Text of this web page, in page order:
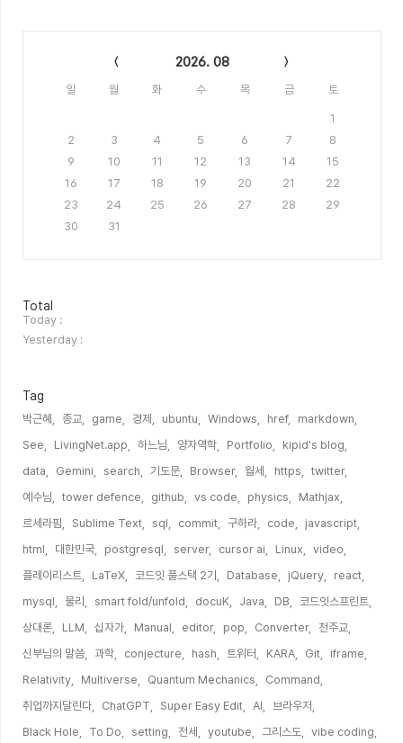
2026. 08
일 월 화 수 목 금 토
1
2
3 4 5 6 7
8
9
10 11 12 13 14
15
16
17 18 19 20 21
22
23
24 25 26 27 28
29
30
31
방
문
자
수
Total
Today :
Yesterday :
Tag
박근혜, 종교, game, 경제, ubuntu, Windows, href,
markdown,
See,
LivingNet.app, 하느님, 양자역학, Portfolio,
kipid's blog,
data,
Gemini, search, 기도문, Browser, 월세, https,
twitter,
예수님,
tower defence, github, vs code, physics,
Mathjax,
르세라핌,
Sublime Text, sql, commit, 구하라, code,
javascript,
html,
대한민국, postgresql, server, cursor ai, Linux,
video,
플레이리스트,
LaTeX, 코드잇 풀스택 2기, Database, jQuery,
react,
mysql,
물리, smart fold/unfold, docuK, Java, DB,
코드잇스프린트,
상대론,
LLM, 십자가, Manual, editor, pop, Converter,
천주교,
신부님의 말씀,
과학, conjecture, hash, 트위터, KARA, Git,
iframe,
Relativity,
Multiverse, Quantum Mechanics,
Command,
취업까지달린다,
ChatGPT, Super Easy Edit, AI,
브라우저,
Black Hole,
To Do, setting, 전세, youtube, 그리스도, vibe coding,